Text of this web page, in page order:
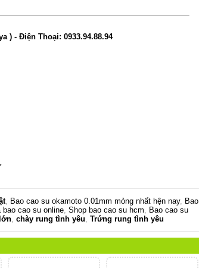
) - Điện Thoại: 0933.94.88.94
, Bao cao su okamoto 0.01mm mỏng nhất hện nay, Bao
bao cao su online, Shop bao cao su hcm, Bao cao su
, chày rung tình yêu, Trứng rung tình yêu